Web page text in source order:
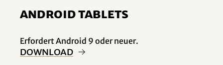
Android Tablets
Erfordert Android 9 oder neuer.
Download